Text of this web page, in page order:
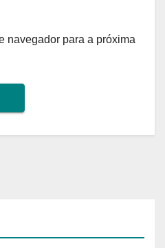
navegador para a próxima